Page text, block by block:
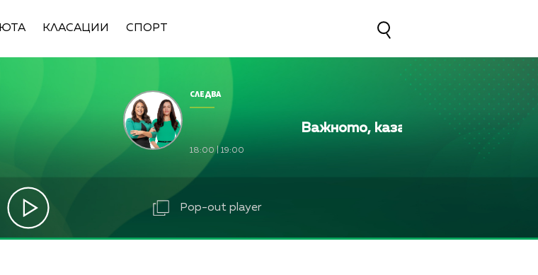
КЛАСАЦИИ СПОРТ
СЛЕДВА
Важното, казано на глас
18:00 | 19:00
Pop-out player